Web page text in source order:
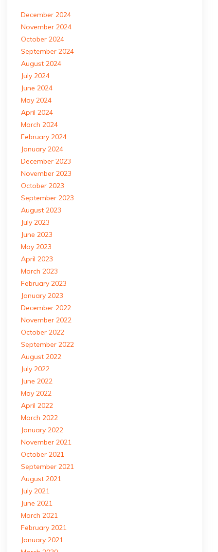
December 2024
November 2024
October 2024
September 2024
August 2024
July 2024
June 2024
May 2024
April 2024
March 2024
February 2024
January 2024
December 2023
November 2023
October 2023
September 2023
August 2023
July 2023
June 2023
May 2023
April 2023
March 2023
February 2023
January 2023
December 2022
November 2022
October 2022
September 2022
August 2022
July 2022
June 2022
May 2022
April 2022
March 2022
January 2022
November 2021
October 2021
September 2021
August 2021
July 2021
June 2021
March 2021
February 2021
January 2021